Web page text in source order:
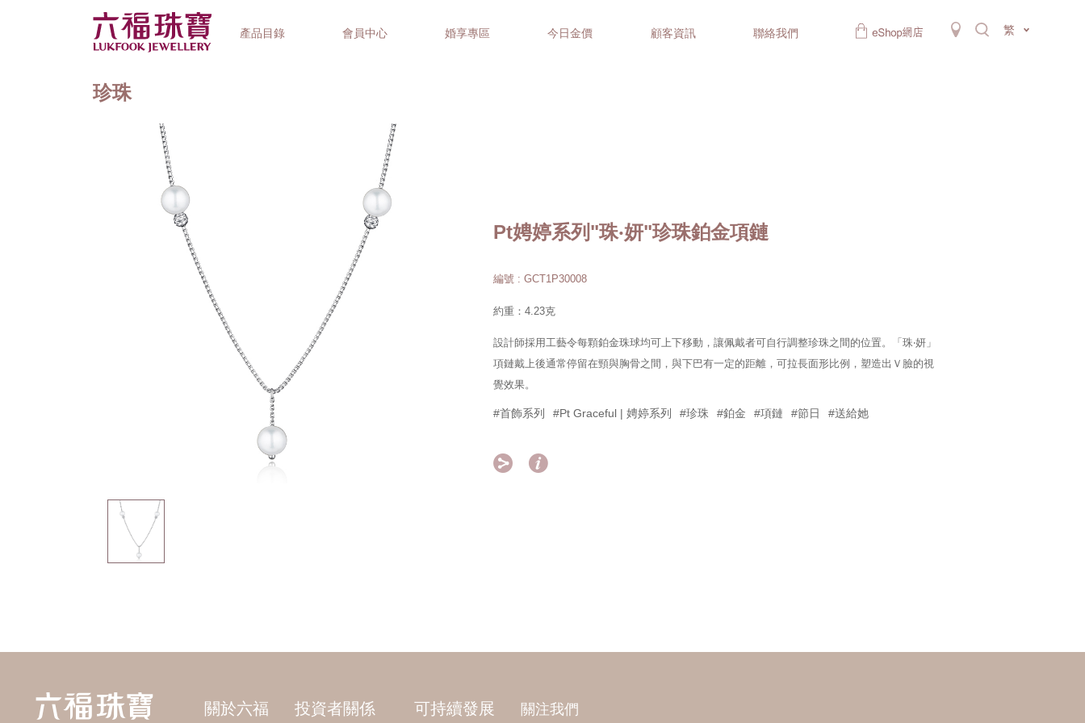
產品目錄 會員中心 婚享專區 今日金價 顧客資訊 聯絡我們 繁
鐘錶品牌
珍珠
Pt娉婷系列"珠‧妍"珍珠鉑金項鏈
編號 : GCT1P30008
約重：4.23克
設計師採用工藝令每顆鉑金珠球均可上下移動，讓佩戴者可自行調整珍珠之間的位置。「珠‧妍」
項鏈戴上後通常停留在頸與胸骨之間，與下巴有一定的距離，可拉長面形比例，塑造出Ｖ臉的視
覺效果。
#首飾系列 #Pt Graceful | 娉婷系列 #珍珠 #鉑金 #項鏈 #節日 #送給她
 
關於六福 投資者關係 可持續發展 關注我們